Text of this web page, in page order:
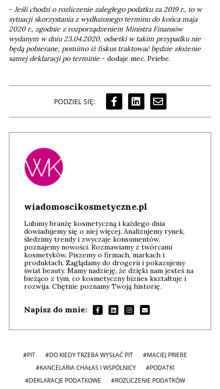
- Jeśli chodzi o rozliczenie zaległego podatku za 2019 r., to w
sytuacji skorzystania z wydłużonego terminu do końca maja
2020 r., zgodnie z rozporządzeniem Ministra Finansów
wydanym w dniu 23.04.2020, odsetki w takim przypadku nie
będą pobierane, pomimo iż fiskus traktować będzie złożenie
samej deklaracji po terminie - dodaje mec. Priebe.
PODZIEL SIĘ:
wiadomoscikosmetyczne.pl
Lubimy branżę kosmetyczną i każdego dnia
dowiadujemy się o niej więcej. Analizujemy rynek,
śledzimy trendy i zwyczaje konsumentów,
poznajemy nowości. Rozmawiamy z twórcami
kosmetyków. Piszemy o firmach, markach i
produktach. Zaglądamy do drogerii i pokazujemy
świat beauty. Mamy nadzieję, że dzięki nam jesteś na
bieżąco z tym, co kosmetyczny biznes kształtuje i
rozwija. Chętnie poznamy Twoją historię.
Napisz do mnie:
#PIT #DO KIEDY TRZEBA WYSŁAĆ PIT
#MACIEJ PRIEBE
#KANCELARIA CHAŁAS I WSPÓLNICY
#PODATKI
#DEKLARACJE PODATKOWE
#ROZLICZENIE PODATKÓW